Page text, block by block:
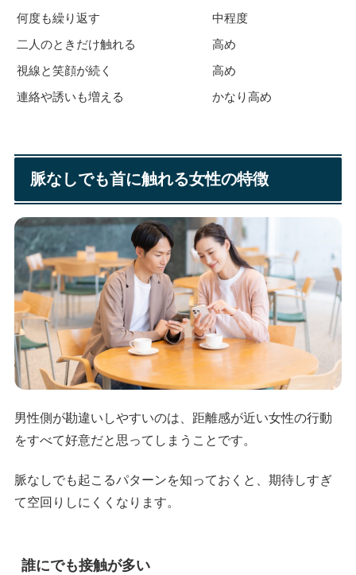
何度も繰り返す
中程度
二人のときだけ触れる
高め
視線と笑顔が続く
高め
連絡や誘いも増える
かなり高め
脈なしでも首に触れる女性の特徴
男性側が勘違いしやすいのは、距離感が近い女性の行動
をすべて好意だと思ってしまうことです。
脈なしでも起こるパターンを知っておくと、期待しすぎ
て空回りしにくくなります。
誰にでも接触が多い